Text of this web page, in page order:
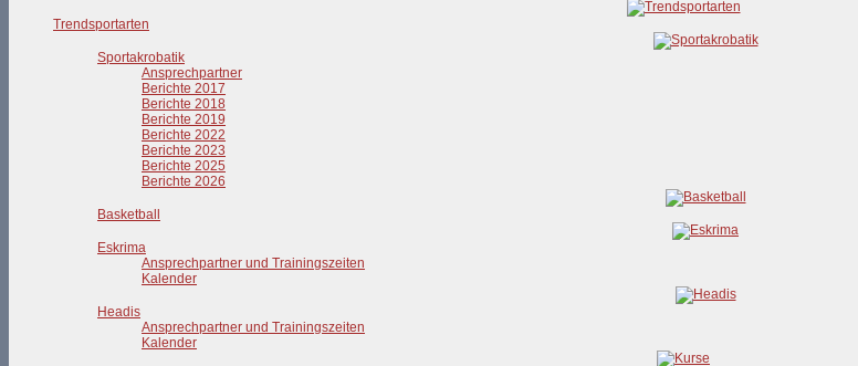
Trendsportarten
Sportakrobatik
Ansprechpartner
Berichte 2017
Berichte 2018
Berichte 2019
Berichte 2022
Berichte 2023
Berichte 2025
Berichte 2026
Basketball
Eskrima
Ansprechpartner und Trainingszeiten
Kalender
Headis
Ansprechpartner und Trainingszeiten
Kalender